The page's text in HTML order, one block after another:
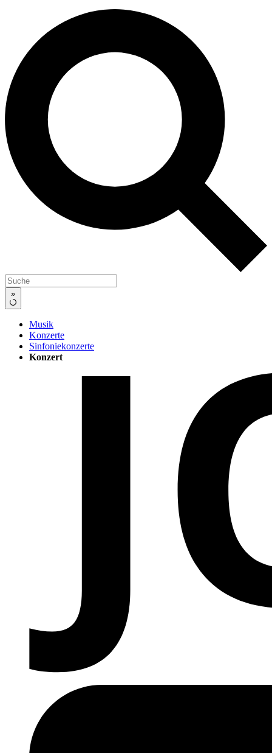
»
Musik
Konzerte
Sinfoniekonzerte
Konzert